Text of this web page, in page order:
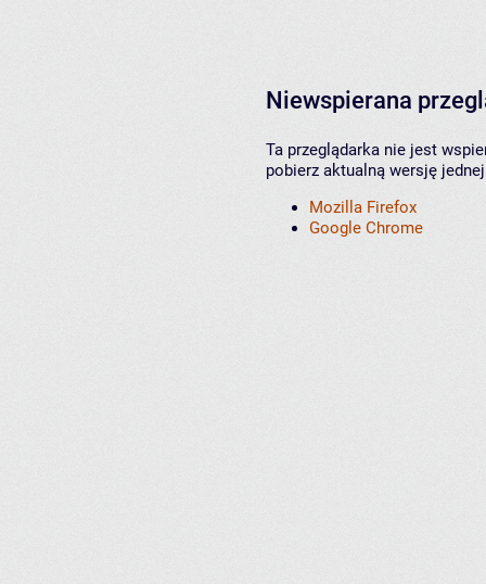
Niewspierana
Ta przeglądarka nie jest
pobierz aktualną wersję
Mozilla Firefox
Google Chrome